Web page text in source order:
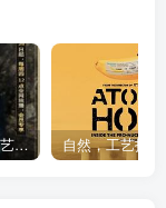
艺术纪录片《波斯艺术 Art of Persia》下载